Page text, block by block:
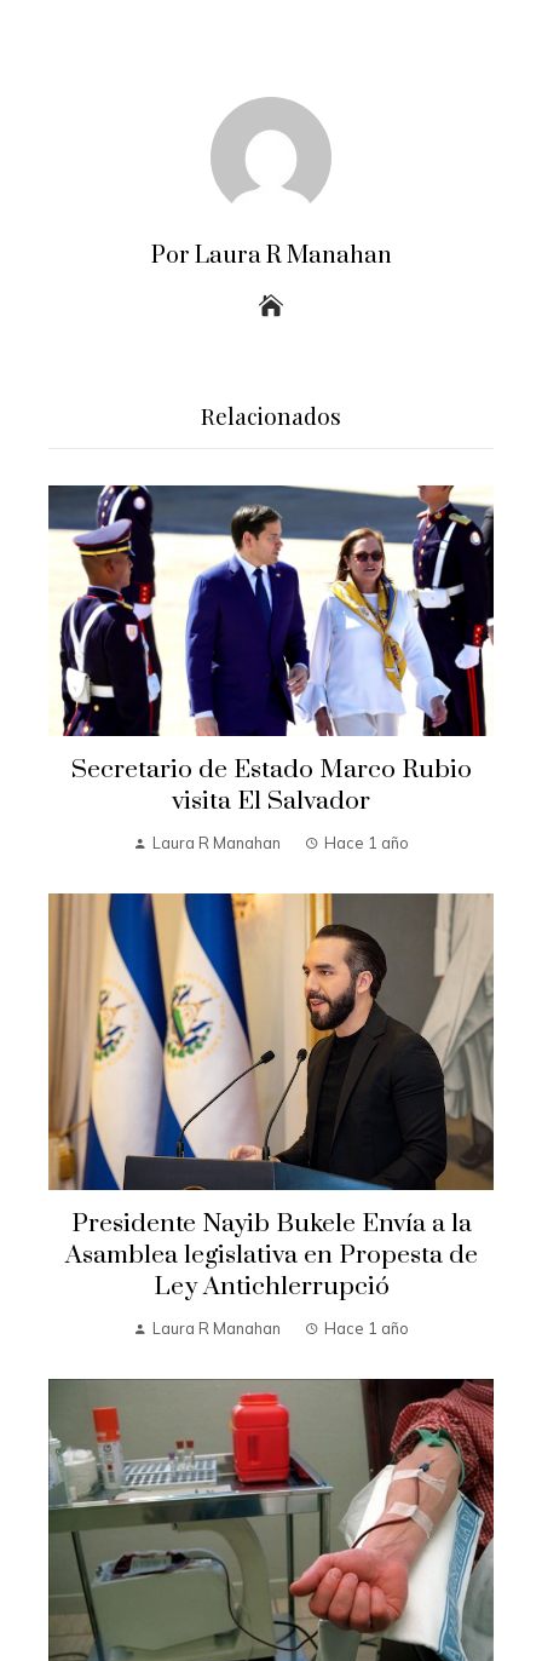
Por Laura R Manahan
Relacionados
Secretario de Estado Marco Rubio
visita El Salvador
Laura R Manahan Hace 1 año
Presidente Nayib Bukele Envía a la
Asamblea legislativa en Propesta de
Ley Antichlerrupció
Laura R Manahan Hace 1 año